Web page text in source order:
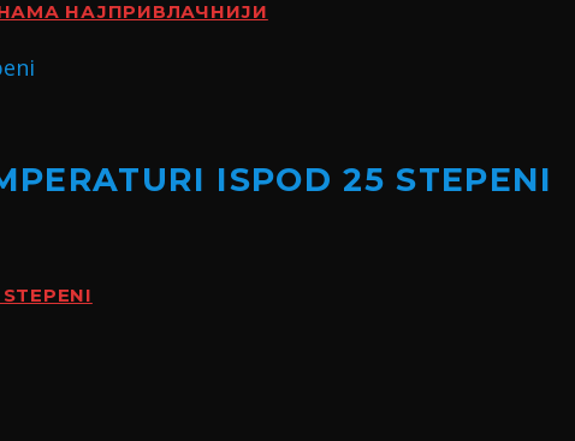
НАЈПРИВЛАЧНИЈИ
ISPOD 25 STEPENI